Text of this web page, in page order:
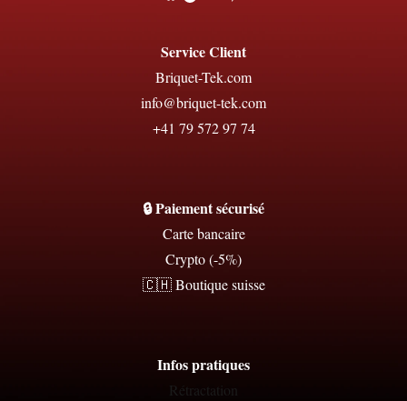
Service Client
Briquet-Tek.com
info@briquet-tek.com
+41 79 572 97 74
🔒 Paiement sécurisé
Carte bancaire
Crypto (-5%)
🇨🇭 Boutique suisse
Infos pratiques
Rétractation